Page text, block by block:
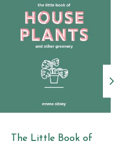
The Little Book of